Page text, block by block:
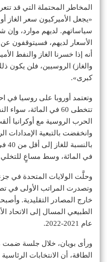
المخاطر المحتملة التي قد
«يجعل الأميركيون سعر الغاز
سياساتهم. لديهم موارد، وإن
الأسعار لديهم، فسيتوقفون
أنه إذا خسرنا الغاز والنفط
والغاز) الروسيين، فلن يكون
كبرى».
وتعتمد أوروبا على روسيا في
تتخطى 60 في المائة،
الحرب الروسية مع أوكرانيا
وانخفضت بالتبعية الإمدادات
في المائة، وسط مساعٍ للتخلي
وحلَّت الولايات المتحدة في
وتصدرت المراتب الأولى في
خارج المصادر التقليدية.
الطبيعي المسال إلى الاتحاد
عام 2021-2022.
ورأى بويان، خلال جلسة ضمت
الطاقة، أن الانتخابات